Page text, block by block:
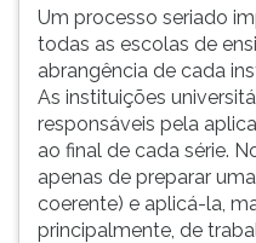
ouvir
essa
instrução
novamente.
Um processo seriado
todas as escolas de
abrangência de cada
As instituições
responsáveis pela
ao final de cada série.
apenas de preparar
coerente) e aplicá-la,
principalmente, de